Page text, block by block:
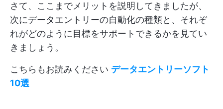
さて、ここまでメリットを説明してきましたが、
次にデータエントリーの自動化の種類と、それぞ
れがどのように目標をサポートできるかを見てい
きましょう。
こちらもお読みください データエントリーソフト
10選